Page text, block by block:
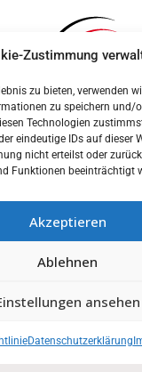
Zustimmung
zu bieten, verwenden
zu speichern und/
Technologien
eindeutige IDs auf dieser
nicht erteilst oder
Funktionen beeinträchtigt
Akzeptieren
Ablehnen
ansehen
Datenschutzerklärung
Anmelden
Barrierefreiheit
Wolmirstedt |